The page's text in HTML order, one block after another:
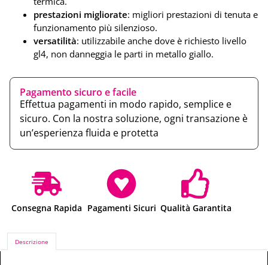
prestazioni migliorate: migliori prestazioni di tenuta e
funzionamento più silenzioso.
versatilità: utilizzabile anche dove è richiesto livello
gl4, non danneggia le parti in metallo giallo.
Pagamento sicuro e facile
Effettua pagamenti in modo rapido, semplice e
sicuro. Con la nostra soluzione, ogni transazione è
un’esperienza fluida e protetta
Consegna Rapida Pagamenti Sicuri Qualità Garantita
Descrizione